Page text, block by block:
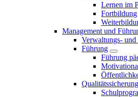
Lernen im
Fortbildung
Management und
Verwaltungs- und
Führung
Führung